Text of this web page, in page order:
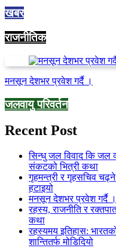
खबर
राजनीतिक
मनसून देशभर प्रवेश गर्दै ।
जलवायु परिवर्तन
Recent Post
सिन्धु जल विवाद कि जल
संकटको भित्री कथा
गृहमन्त्री र गृहसचिव
हटाइयो
मनसून देशभर प्रवेश गर्दै ।
रहस्य, राजनीति र
कथा
रहस्यमय इतिहास:
शान्तितर्फ मोडिदियो